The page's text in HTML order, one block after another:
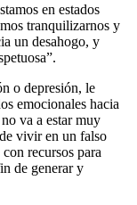
en estados
tranquilizarnos y
un desahogo, y
o depresión, le
emocionales hacia
va a estar muy
vivir en un falso
recursos para
de generar y